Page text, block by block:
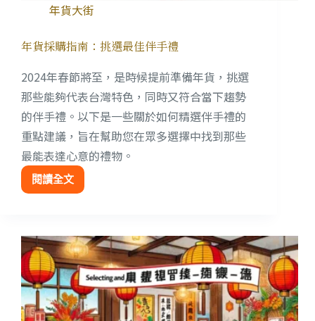
年貨大街
年貨採購指南：挑選最佳伴手禮
2024年春節將至，是時候提前準備年貨，挑選
那些能夠代表台灣特色，同時又符合當下趨勢
的伴手禮。以下是一些關於如何精選伴手禮的
重點建議，旨在幫助您在眾多選擇中找到那些
最能表達心意的禮物。
閱讀全文